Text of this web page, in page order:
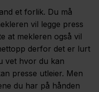
et forlik. Du må
vil legge press
at mekleren også vil
derfor det er lurt
vet hvor du kan
presse utleier. Men
du har på hånden